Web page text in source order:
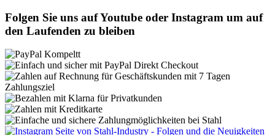
Folgen Sie uns auf Youtube oder Instagram um auf
den Laufenden zu bleiben